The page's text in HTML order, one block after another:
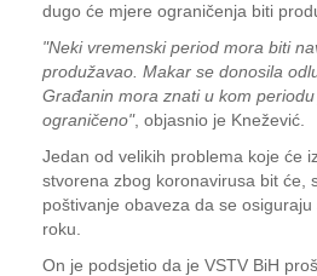
dugo će mjere ograničenja biti
"Neki vremenski period mora biti
produžavao. Makar se donosila
Građanin mora znati u kom
ograničeno", objasnio je Knežević.
Jedan od velikih problema koje će
stvorena zbog koronavirusa bit će,
poštivanje obaveza da se
roku.
On je podsjetio da je VSTV BiH